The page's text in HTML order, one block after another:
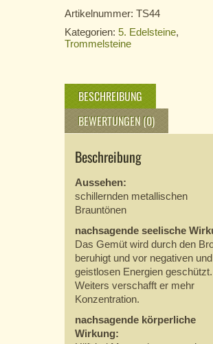
Artikelnummer: TS44
Kategorien: 5. Edelsteine,
Trommelsteine
BESCHREIBUNG
BEWERTUNGEN (0)
Beschreibung
Aussehen:
schillernden metallischen
Brauntönen
nachsagende seelische
Das Gemüt wird durch den
beruhigt und vor negativen und
geistlosen Energien geschützt.
Weiters verschafft er mehr
Konzentration.
nachsagende körperliche
Wirkung: